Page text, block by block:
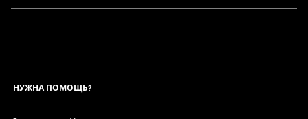
НУЖНА ПОМОЩЬ?